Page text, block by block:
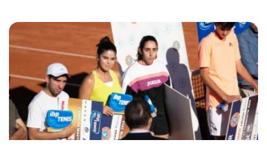
los finalistas que lucharán por el título […]